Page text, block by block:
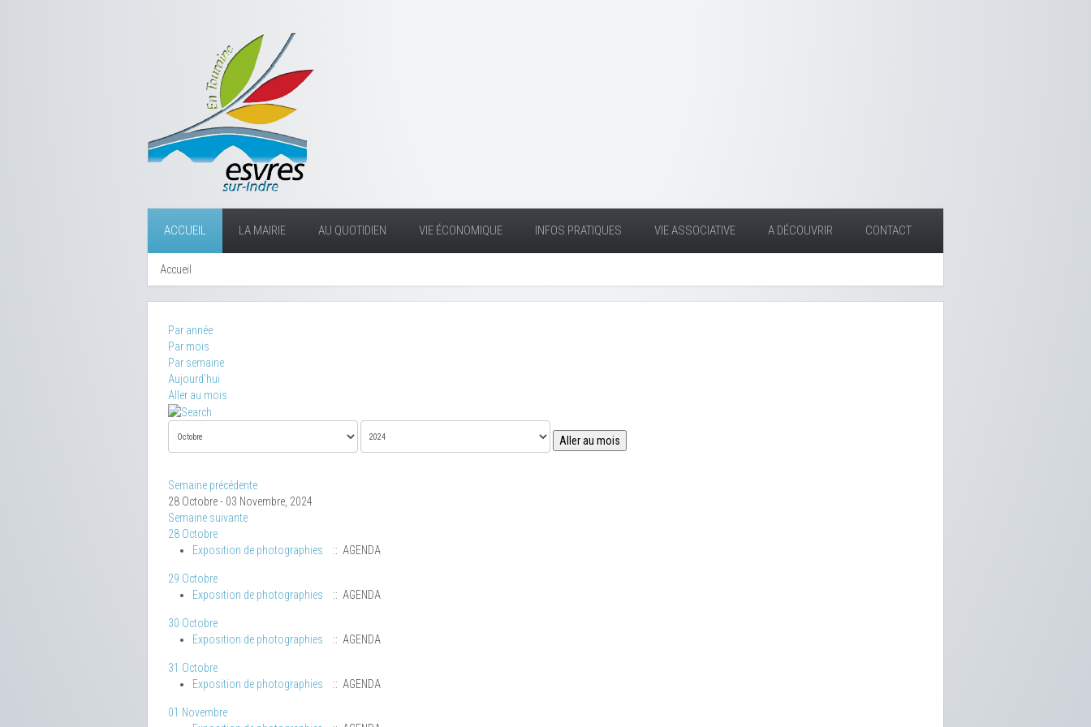
ACCUEIL LA MAIRIE AU QUOTIDIEN VIE ÉCONOMIQUE INFOS PRATIQUES VIE ASSOCIATIVE A DÉCOUVRIR CONTACT
Accueil
Par année
Par mois
Par semaine
Aujourd'hui
Aller au mois
Aller au mois
Semaine précédente
28 Octobre - 03 Novembre, 2024
Semaine suivante
28 Octobre
Exposition de photographies
:: AGENDA
29 Octobre
Exposition de photographies
:: AGENDA
30 Octobre
Exposition de photographies
:: AGENDA
31 Octobre
Exposition de photographies
:: AGENDA
01 Novembre